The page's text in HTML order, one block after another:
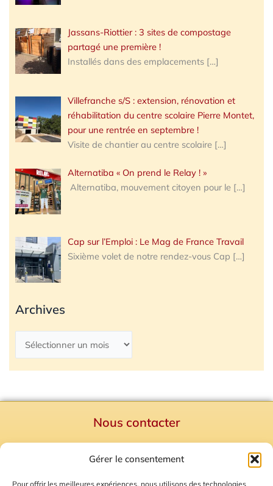
Gérer le consentement
Pour offrir les meilleures expériences, nous utilisons des technologies
Jassans-Riottier : 3 sites de compostage
partagé une première !
Installés dans des emplacements […]
Villefranche s/S : extension, rénovation et
réhabilitation du centre scolaire Pierre Montet,
pour une rentrée en septembre !
Visite de chantier au centre scolaire […]
Alternatiba « On prend le Relay ! »
Alternatiba, mouvement citoyen pour le […]
Cap sur l’Emploi : Le Mag de France Travail
Sixième volet de notre rendez-vous Cap […]
Archives
Nous contacter
Mentions Légales
Plan du site